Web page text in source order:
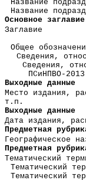
Название
Название
Основное заглавие
Заглавие
Общее
Сведения,
Сведения,
ПСиНПВО-2013
Выходные данные
Место издания,
т.п.
Выходные данные
Дата издания,
Предметная
Географическое
Предметная
Тематический
Тематический
Тематический